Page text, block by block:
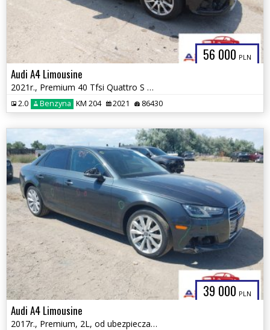
56 000 PLN
Audi A4 Limousine
2021r., Premium 40 Tfsi Quattro S Tronic, 2L, od ubezpieczalni
2.0 Benzyna KM 204 2021 86430
39 000 PLN
Audi A4 Limousine
2017r., Premium, 2L, od ubezpieczalni